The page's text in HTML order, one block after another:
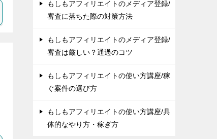
もしもアフィリエイトのメディア登録/
審査に落ちた際の対策方法
もしもアフィリエイトのメディア登録/
審査は厳しい？通過のコツ
もしもアフィリエイトの使い方講座/稼
ぐ案件の選び方
もしもアフィリエイトの使い方講座/具
体的なやり方・稼ぎ方